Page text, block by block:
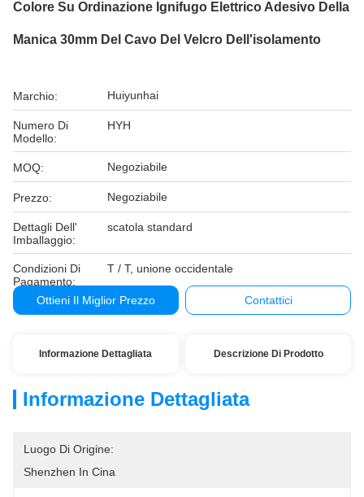
Colore Su Ordinazione Ignifugo Elettrico Adesivo Della
Manica 30mm Del Cavo Del Velcro Dell'isolamento
Marchio: Huiyunhai
Numero Di
Modello:
HYH
MOQ: Negoziabile
Prezzo: Negoziabile
Dettagli Dell'
Imballaggio:
scatola standard
Condizioni Di
Pagamento:
T / T, unione occidentale
Ottieni Il Miglior Prezzo Contattici
Informazione Dettagliata Descrizione Di Prodotto
Informazione Dettagliata
Luogo Di Origine:
Shenzhen In Cina